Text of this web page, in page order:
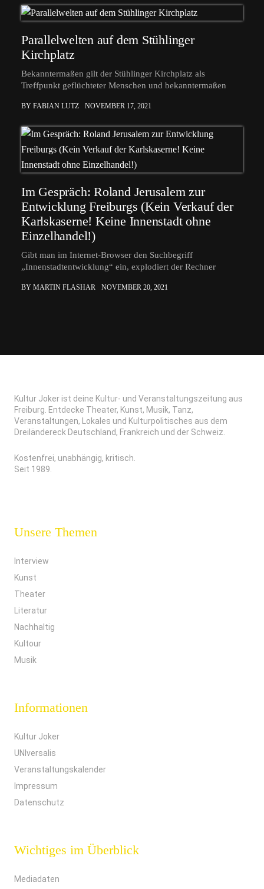
Parallelwelten auf dem Stühlinger
Kirchplatz
Bekanntermaßen gilt der Stühlinger Kirchplatz als
Treffpunkt geflüchteter Menschen und bekanntermaßen
BY FABIAN LUTZ NOVEMBER 17, 2021
Im Gespräch: Roland Jerusalem zur
Entwicklung Freiburgs (Kein Verkauf der
Karlskaserne! Keine Innenstadt ohne
Einzelhandel!)
Gibt man im Internet-Browser den Suchbegriff
„Innenstadtentwicklung“ ein, explodiert der Rechner
BY MARTIN FLASHAR NOVEMBER 20, 2021
Kultur Joker ist deine Kultur- und Veranstaltungszeitung aus
Freiburg. Entdecke Theater, Kunst, Musik, Tanz,
Veranstaltungen, Lokales und Kulturpolitisches aus dem
Dreiländereck Deutschland, Frankreich und der Schweiz.
Kostenfrei, unabhängig, kritisch.
Seit 1989.
Unsere Themen
Interview
Kunst
Theater
Literatur
Nachhaltig
Kultour
Musik
Informationen
Kultur Joker
UNIversalis
Veranstaltungskalender
Impressum
Datenschutz
Wichtiges im Überblick
Mediadaten